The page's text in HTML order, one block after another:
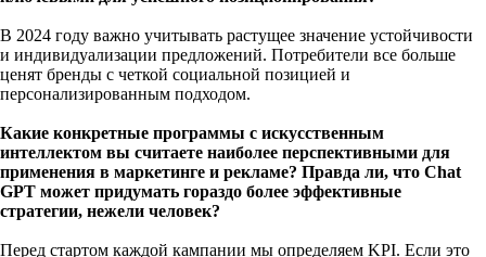
В 2024 году важно учитывать растущее значение устойчивости
и индивидуализации предложений. Потребители все больше
ценят бренды с четкой социальной позицией и
персонализированным подходом.
Какие конкретные программы с искусственным
интеллектом вы считаете наиболее перспективными для
применения в маркетинге и рекламе? Правда ли, что Chat
GPT может придумать гораздо более эффективные
стратегии, нежели человек?
Перед стартом каждой кампании мы определяем KPI. Если это